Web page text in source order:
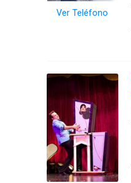
Ver Teléfono